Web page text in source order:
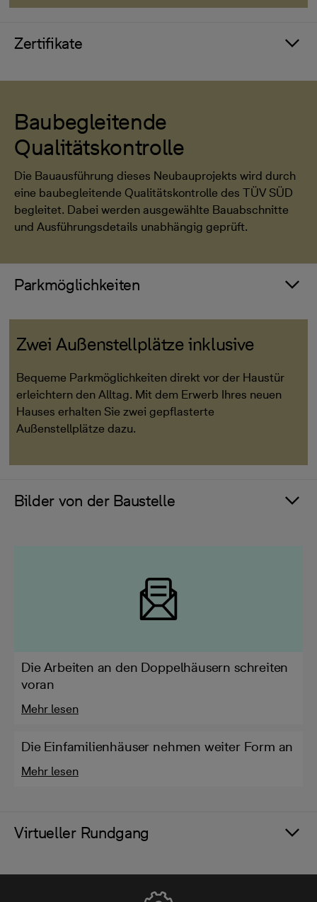
Zertifikate
Baubegleitende
Qualitätskontrolle
Die Bauausführung dieses Neubauprojekts wird durch
eine baubegleitende Qualitätskontrolle des TÜV SÜD
begleitet. Dabei werden ausgewählte Bauabschnitte
und Ausführungsdetails unabhängig geprüft.
Parkmöglichkeiten
Zwei Außenstellplätze inklusive
Bequeme Parkmöglichkeiten direkt vor der Haustür
erleichtern den Alltag. Mit dem Erwerb Ihres neuen
Hauses erhalten Sie zwei gepflasterte
Außenstellplätze dazu.
Bilder von der Baustelle
Die Arbeiten an den Doppelhäusern schreiten
voran
Mehr lesen
Die Einfamilienhäuser nehmen weiter Form an
Mehr lesen
Virtueller Rundgang